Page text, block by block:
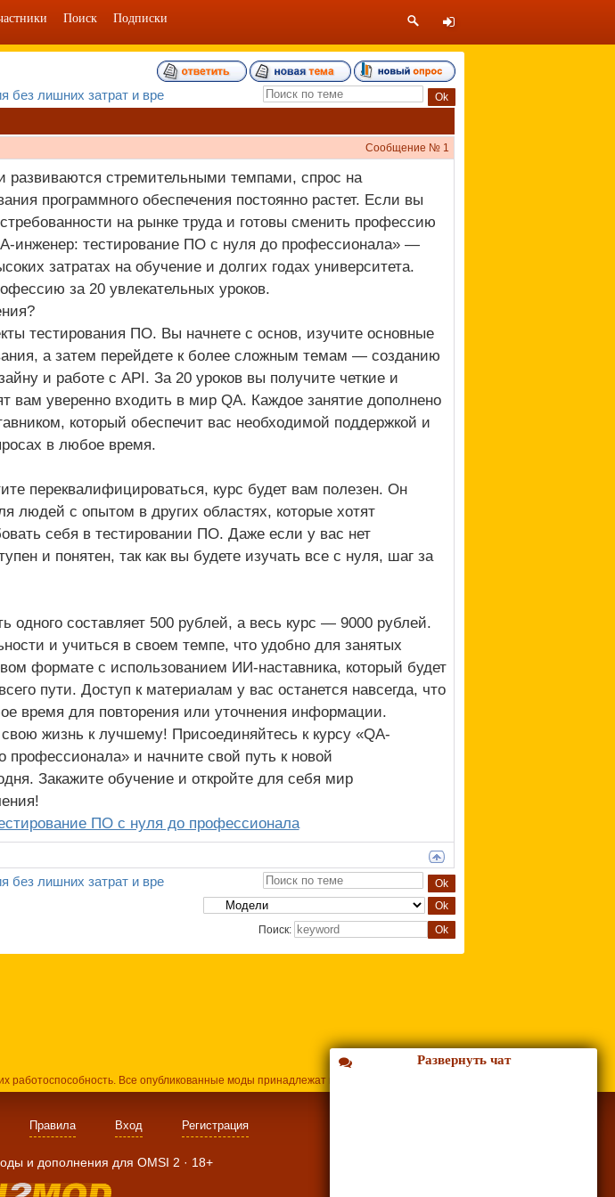
Поиск Подписки
Развернуть чат
без лишних затрат и вре
Сообщение № 1
развиваются стремительными темпами, спрос на
программного обеспечения постоянно растет. Если вы
на рынке труда и готовы сменить профессию
инженер: тестирование ПО с нуля до профессионала» —
затратах на обучение и долгих годах университета.
за 20 увлекательных уроков.
тестирования ПО. Вы начнете с основ, изучите основные
а затем перейдете к более сложным темам — созданию
и работе с API. За 20 уроков вы получите четкие и
вам уверенно входить в мир QA. Каждое занятие дополнено
который обеспечит вас необходимой поддержкой и
в любое время.
переквалифицироваться, курс будет вам полезен. Он
людей с опытом в других областях, которые хотят
себя в тестировании ПО. Даже если у вас нет
и понятен, так как вы будете изучать все с нуля, шаг за
одного составляет 500 рублей, а весь курс — 9000 рублей.
и учиться в своем темпе, что удобно для занятых
формате с использованием ИИ-наставника, который будет
пути. Доступ к материалам у вас останется навсегда, что
время для повторения или уточнения информации.
жизнь к лучшему! Присоединяйтесь к курсу «QA-
и начните свой путь к новой
Закажите обучение и откройте для себя мир
ПО с нуля до профессионала
без лишних затрат и вре
Поиск:
Все опубликованные моды принадлежат их владельцам.
Правила Вход Регистрация
и дополнения для OMSI 2 · 18+